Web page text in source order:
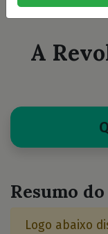
A
Resumo
Logo abaixo